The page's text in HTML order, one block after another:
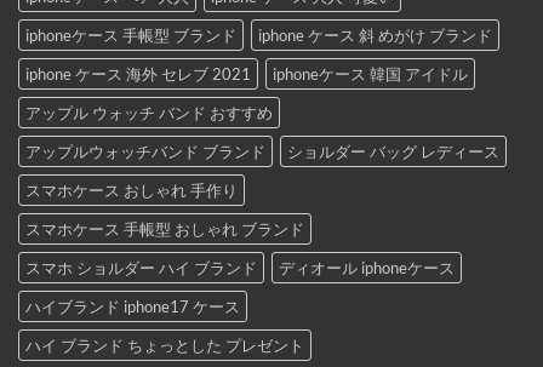
iphoneケース 手帳型 ブランド
iphone ケース 斜 めがけ ブランド
iphone ケース 海外 セレブ 2021
iphoneケース 韓国 アイドル
アップル ウォッチ バンド おすすめ
アップルウォッチバンド ブランド
ショルダー バッグ レディース
スマホケース おしゃれ 手作り
スマホケース 手帳型 おしゃれ ブランド
スマホ ショルダー ハイ ブランド
ディオール iphoneケース
ハイブランド iphone17 ケース
ハイ ブランド ちょっとした プレゼント